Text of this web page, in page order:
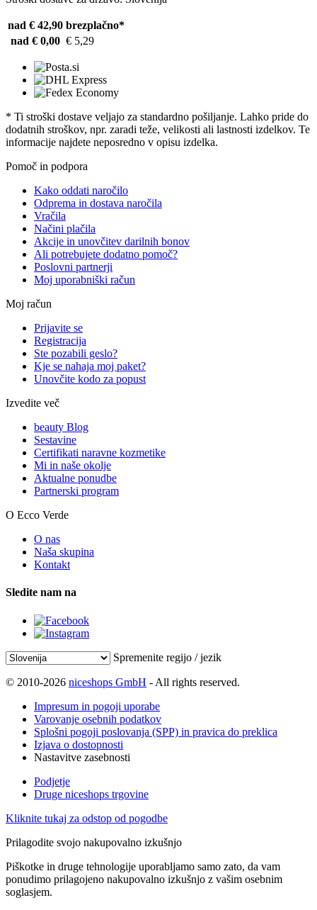
nad € 42,90 brezplačno*
nad € 0,00 € 5,29
* Ti stroški dostave veljajo za standardno pošiljanje. Lahko pride do
dodatnih stroškov, npr. zaradi teže, velikosti ali lastnosti izdelkov. Te
informacije najdete neposredno v opisu izdelka.
Pomoč in podpora
Kako oddati naročilo
Odprema in dostava naročila
Vračila
Načini plačila
Akcije in unovčitev darilnih bonov
Ali potrebujete dodatno pomoč?
Poslovni partnerji
Moj uporabniški račun
Moj račun
Prijavite se
Registracija
Ste pozabili geslo?
Kje se nahaja moj paket?
Unovčite kodo za popust
Izvedite več
beauty Blog
Sestavine
Certifikati naravne kozmetike
Mi in naše okolje
Aktualne ponudbe
Partnerski program
O Ecco Verde
O nas
Naša skupina
Kontakt
Sledite nam na
Spremenite regijo / jezik
© 2010-2026 niceshops GmbH - All rights reserved.
Impresum in pogoji uporabe
Varovanje osebnih podatkov
Splošni pogoji poslovanja (SPP) in pravica do preklica
Izjava o dostopnosti
Nastavitve zasebnosti
Podjetje
Druge niceshops trgovine
Kliknite tukaj za odstop od pogodbe
Prilagodite svojo nakupovalno izkušnjo
Piškotke in druge tehnologije uporabljamo samo zato, da vam
ponudimo prilagojeno nakupovalno izkušnjo z vašim osebnim
soglasjem.